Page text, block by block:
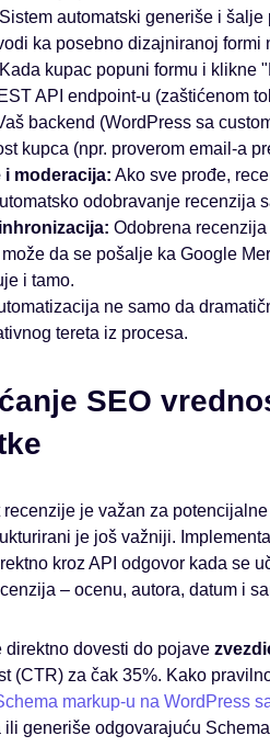
Sistem automatski generiše i
ka posebno dizajniranoj formi
Kada kupac popuni formu i klikne
API endpoint-u (zaštićenom
backend (WordPress sa
kupca (npr. proverom email-a
i moderacija: Ako sve prođe,
odobravanje recenzija
Odobrena
da se pošalje ka Google
i tamo.
ne samo da
tereta iz procesa.
SEO
recenzije je važan za
je još važniji.
kroz API odgovor kada se
– ocenu, autora, datum i
direktno dovesti do pojave
(CTR) za čak 35%. Kako
markup-u na WordPress
ili generiše odgovarajuću